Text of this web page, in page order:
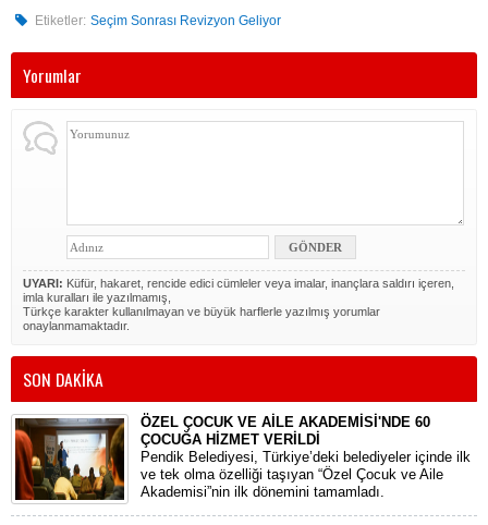
Etiketler: Seçim Sonrası Revizyon Geliyor
Yorumlar
UYARI: Küfür, hakaret, rencide edici cümleler veya imalar, inançlara saldırı içeren,
imla kuralları ile yazılmamış,
Türkçe karakter kullanılmayan ve büyük harflerle yazılmış yorumlar
onaylanmamaktadır.
SON DAKİKA
ÖZEL ÇOCUK VE AİLE AKADEMİSİ'NDE 60
ÇOCUĞA HİZMET VERİLDİ
Pendik Belediyesi, Türkiye’deki belediyeler içinde ilk
ve tek olma özelliği taşıyan “Özel Çocuk ve Aile
Akademisi”nin ilk dönemini tamamladı.